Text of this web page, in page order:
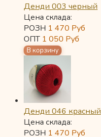
Денди 003 черный
Цена склада:
РОЗН 1 470 Руб
ОПТ 1 050 Руб
Денди 046 красный
Цена склада:
РОЗН 1 470 Руб